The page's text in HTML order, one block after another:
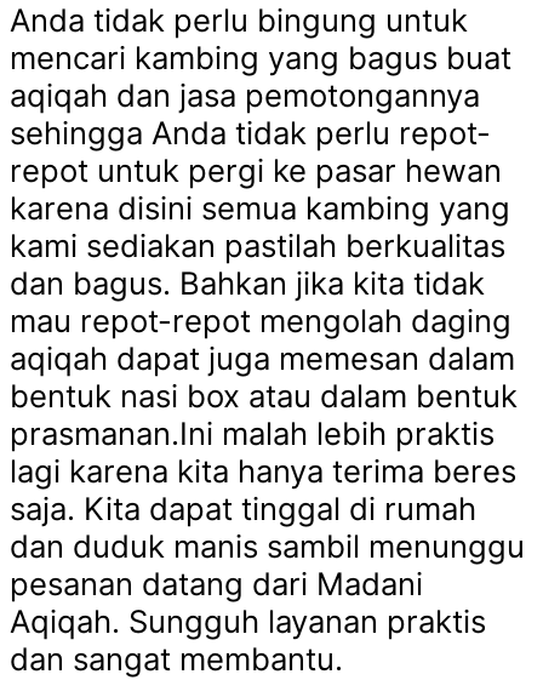
Anda tidak perlu bingung untuk
mencari kambing yang bagus buat
aqiqah dan jasa pemotongannya
sehingga Anda tidak perlu repot-
repot untuk pergi ke pasar hewan
karena disini semua kambing yang
kami sediakan pastilah berkualitas
dan bagus. Bahkan jika kita tidak
mau repot-repot mengolah daging
aqiqah dapat juga memesan dalam
bentuk nasi box atau dalam bentuk
prasmanan.Ini malah lebih praktis
lagi karena kita hanya terima beres
saja. Kita dapat tinggal di rumah
dan duduk manis sambil menunggu
pesanan datang dari Madani
Aqiqah. Sungguh layanan praktis
dan sangat membantu.